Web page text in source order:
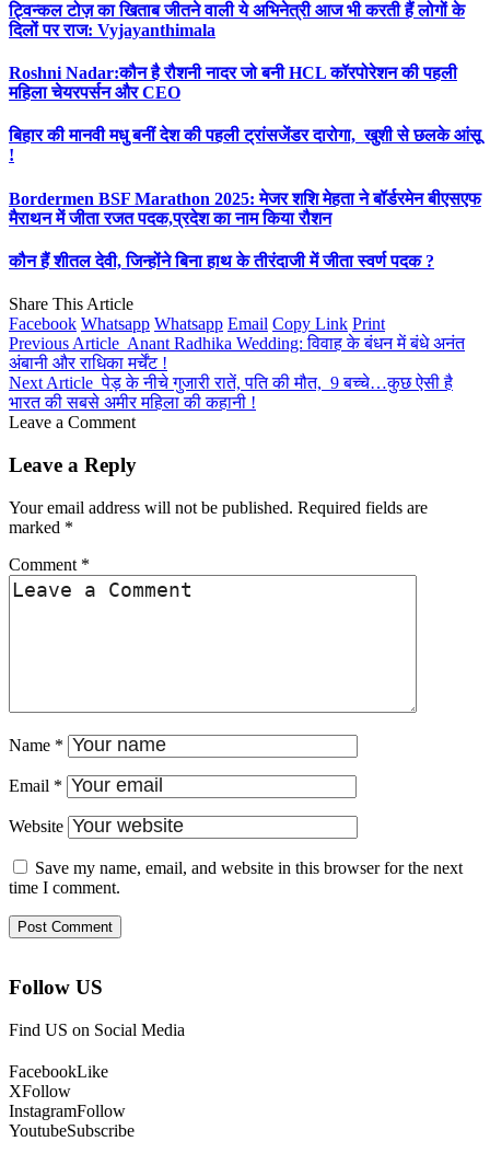
ट्विन्कल टोज़ का खिताब जीतने वाली ये अभिनेत्री आज भी करती हैं लोगों के
दिलों पर राज: Vyjayanthimala
Roshni Nadar:कौन है रौशनी नादर जो बनी HCL कॉरपोरेशन की पहली
महिला चेयरपर्सन और CEO
बिहार की मानवी मधु बनीं देश की पहली ट्रांसजेंडर दारोगा, खुशी से छलके आंसू
!
Bordermen BSF Marathon 2025: मेजर शशि मेहता ने बॉर्डरमेन बीएसएफ
मैराथन में जीता रजत पदक,प्रदेश का नाम किया रौशन
कौन हैं शीतल देवी, जिन्होंने बिना हाथ के तीरंदाजी में जीता स्वर्ण पदक ?
Share This Article
Facebook Whatsapp Whatsapp Email Copy Link Print
Previous Article Anant Radhika Wedding: विवाह के बंधन में बंधे अनंत
अंबानी और राधिका मर्चेंट !
Next Article पेड़ के नीचे गुजारी रातें, पति की मौत, 9 बच्चे…कुछ ऐसी है
भारत की सबसे अमीर महिला की कहानी !
Leave a Comment
Leave a Reply
Your email address will not be published. Required fields are
marked *
Comment *
Name *
Email *
Website
Save my name, email, and website in this browser for the next
time I comment.
Follow US
Find US on Social Media
FacebookLike
XFollow
InstagramFollow
YoutubeSubscribe